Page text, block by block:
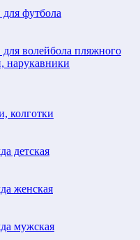
футбола
волейбола пляжного
нарукавники
колготки
детская
женская
мужская